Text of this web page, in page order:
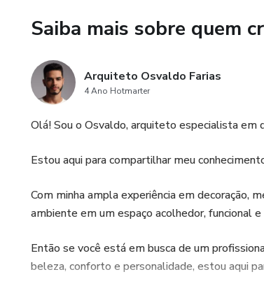
Saiba mais sobre quem
Arquiteto Osvaldo Farias
4 Ano Hotmarter
Olá! Sou o Osvaldo, arquiteto especialista em
Estou aqui para compartilhar meu
Com minha ampla experiência em decoração,
ambiente em um espaço acolhedor, funcional
Então se você está em busca de um
beleza, conforto e personalidade, estou aqui